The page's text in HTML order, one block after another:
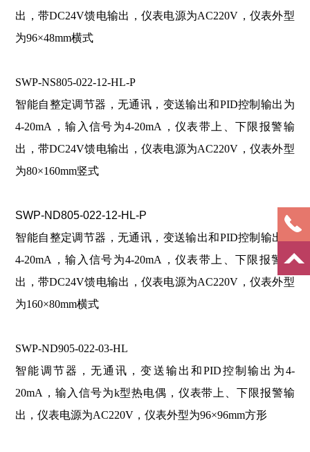
出，带DC24V馈电输出，仪表电源为AC220V，仪表外型
为96×48mm横式
SWP-NS805-022-12-HL-P
智能自整定调节器，无通讯，变送输出和PID控制输出为
4-20mA，输入信号为4-20mA，仪表带上、下限报警输
出，带DC24V馈电输出，仪表电源为AC220V，仪表外型
为80×160mm竖式
SWP-ND805-022-12-HL-P
智能自整定调节器，无通讯，变送输出和PID控制输出为
4-20mA，输入信号为4-20mA，仪表带上、下限报警输
出，带DC24V馈电输出，仪表电源为AC220V，仪表外型
为160×80mm横式
SWP-ND905-022-03-HL
智能调节器，无通讯，变送输出和PID控制输出为4-
20mA，输入信号为k型热电偶，仪表带上、下限报警输
出，仪表电源为AC220V，仪表外型为96×96mm方形